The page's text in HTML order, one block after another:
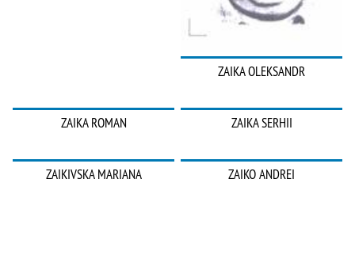
ZAIKA OLEKSANDR
ZAIKA ROMAN ZAIKA SERHII
ZAIKIVSKA MARIANA ZAIKO ANDREI